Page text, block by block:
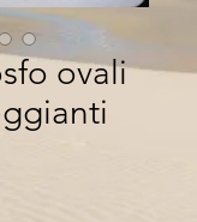
ovali